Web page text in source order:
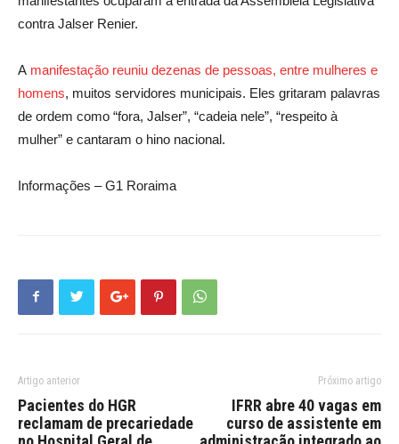
contra Jalser Renier.
A manifestação reuniu dezenas de pessoas, entre mulheres e
homens, muitos servidores municipais. Eles gritaram palavras
de ordem como “fora, Jalser”, “cadeia nele”, “respeito à
mulher” e cantaram o hino nacional.
Informações – G1 Roraima
Artigo anterior
Pacientes do HGR
reclamam de precariedade
Próximo artigo
IFRR abre 40 vagas em
curso de assistente em